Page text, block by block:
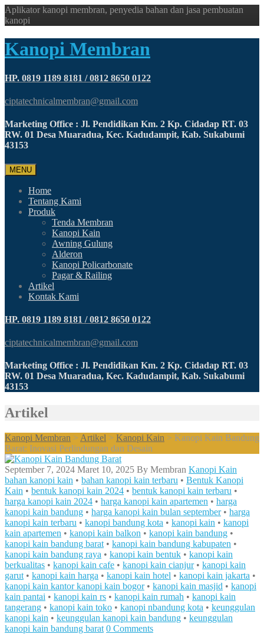
Aplikator kanopi membran, penyedia bahan dan jasa pembuatan
kanopi
Kanopi Membran
HP. 0819 1189 8181 / 0812 8650 0122
ciptatechnicalmembran@gmail.com
Marketing Office : Jl. Pendidikan Km. 2 Kp. Cidadap RT. 03
RW. 01 Desa Muaradua, Kec. Kadudampit, Kab. Sukabumi
43153
MENU
Home
Tentang Kami
Produk
Tenda Membran
Kanopi Kain
Awning Gulung
Alderon
Kanopi Policarbonate
Pagar & Railing
Artikel
Kontak Kami
HP. 0819 1189 8181 / 0812 8650 0122
ciptatechnicalmembran@gmail.com
Marketing Office : Jl. Pendidikan Km. 2 Kp. Cidadap RT. 03
RW. 01 Desa Muaradua, Kec. Kadudampit, Kab. Sukabumi
43153
Artikel
Kanopi Membran > Artikel > Kanopi Kain > Kanopi Kain Bandung
Barat: Inovasi Perlindungan dan Desain
September 7, 2024 Maret 10, 2025 By Membran Kanopi Kain
bahan kanopi kain • bahan kanopi kain terbaru • Bentuk Kanopi
Kain • bentuk kanopi kain 2024 • bentuk kanopi kain terbaru •
harga kanopi kain 2024 • harga kanopi kain apartemen • harga
kanopi kain bandung • harga kanopi kain bulan september• harga
kanopi kain terbaru • kanopi bandung kota • kanopi kain • kanopi
kain apartemen • kanopi kain balkon • kanopi kain bandung •
kanopi kain bandung barat • kanopi kain bandung kabupaten •
kanopi kain bandung raya • kanopi kain bentuk • kanopi kain
berkualitas • kanopi kain cafe • kanopi kain cianjur• kanopi kain
garut • kanopi kain harga • kanopi kain hotel • kanopi kain jakarta •
kanopi kain kantor kanopi kain bogor• kanopi kain masjid • kanopi
kain pantai • kanopi kain rs • kanopi kain rumah • kanopi kain
tangerang • kanopi kain toko • kanopi nbandung kota • keunggulan
kanopi kain • keunggulan kanopi kain bandung • keunggulan
kanopi kain bandung barat 0 Comments